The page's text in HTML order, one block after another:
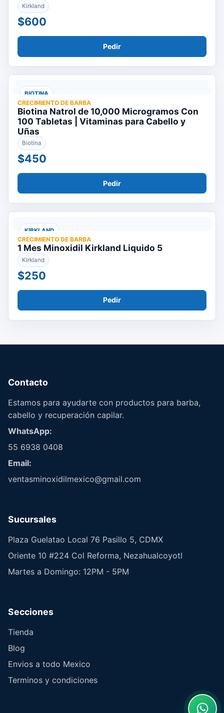
Kirkland
$600
Pedir
BIOTINA
CRECIMIENTO DE BARBA
Biotina Natrol de 10,000 Microgramos Con
100 Tabletas | Vitaminas para Cabello y
Uñas
Biotina
$450
Pedir
KIRKLAND
CRECIMIENTO DE BARBA
1 Mes Minoxidil Kirkland Liquido 5
Kirkland
$250
Pedir
Contacto
Estamos para ayudarte con productos para barba,
cabello y recuperación capilar.
WhatsApp:
55 6938 0408
Email:
ventasminoxidilmexico@gmail.com
Sucursales
Plaza Guelatao Local 76 Pasillo 5, CDMX
Oriente 10 #224 Col Reforma, Nezahualcoyotl
Martes a Domingo: 12PM - 5PM
Secciones
Tienda
Blog
Envios a todo Mexico
Terminos y condiciones